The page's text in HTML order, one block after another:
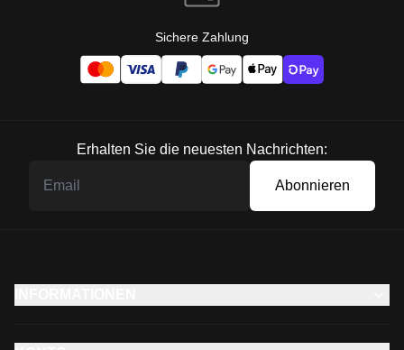
Sichere Zahlung
Erhalten Sie die neuesten Nachrichten:
Abonnieren